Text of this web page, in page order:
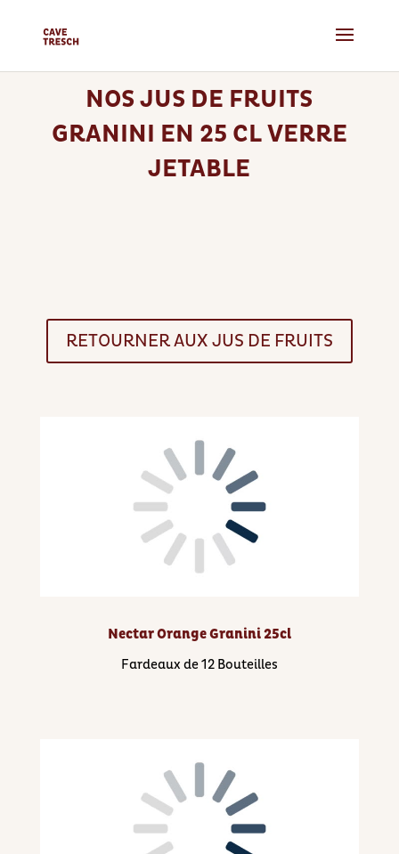
NOS JUS DE FRUITS
GRANINI EN 25 CL VERRE
JETABLE
RETOURNER AUX JUS DE FRUITS
Nectar Orange Granini 25cl
Fardeaux de 12 Bouteilles